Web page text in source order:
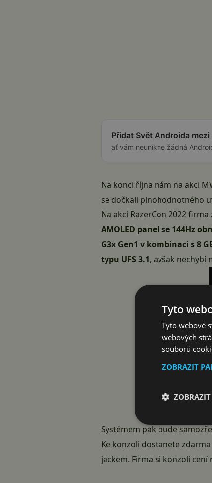
Přidat Svět Androida
ať vám neunikne žádná
Na konci října nám na akci
se dočkali plnohodnotného
Na akci RazerCon 2022
AMOLED panel se 144Hz
G3x Gen1 v kombinaci s 8
typu UFS 3.1, avšak nechybí
Systémem pak bude
Ke konzoli dostanete
jackem. Firma si konzoli cení
Tyto
Tyto webové
webových
souborů
ZOBRAZIT